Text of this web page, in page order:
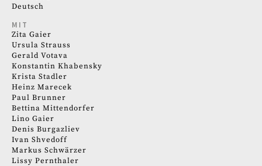
Deutsch
MIT
Zita Gaier
Ursula Strauss
Gerald Votava
Konstantin Khabensky
Krista Stadler
Heinz Marecek
Paul Brunner
Bettina Mittendorfer
Lino Gaier
Denis Burgazliev
Ivan Shvedoff
Markus Schwärzer
Lissy Pernthaler